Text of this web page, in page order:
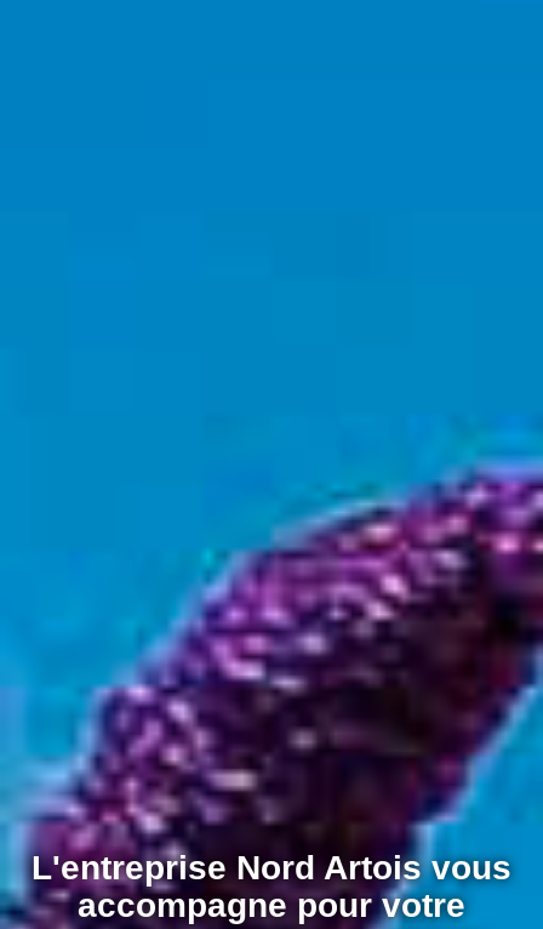
L'entreprise Nord Artois vous
accompagne pour votre